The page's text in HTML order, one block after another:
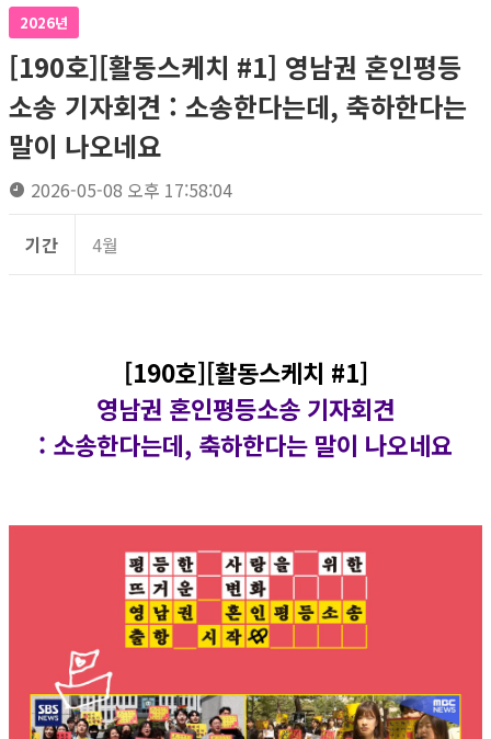
2026년
[190호][활동스케치 #1] 영남권 혼인평등
소송 기자회견​ : 소송한다는데, 축하한다는
말이 나오네요
2026-05-08 오후 17:58:04
기간 4월
[190호][활동스케치 #1]
영남권 혼인평등소송 기자회견​
: 소송한다는데, 축하한다는 말이 나오네요